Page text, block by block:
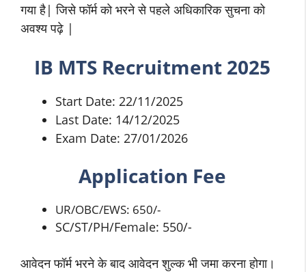
गया है| जिसे फॉर्म को भरने से पहले अधिकारिक सुचना को
अवश्य पढ़े |
IB MTS Recruitment 2025
Start Date: 22/11/2025
Last Date: 14/12/2025
Exam Date: 27/01/2026
Application Fee
UR/OBC/EWS: 650/-
SC/ST/PH/Female: 550/-
आवेदन फॉर्म भरने के बाद आवेदन शुल्क भी जमा करना होगा।